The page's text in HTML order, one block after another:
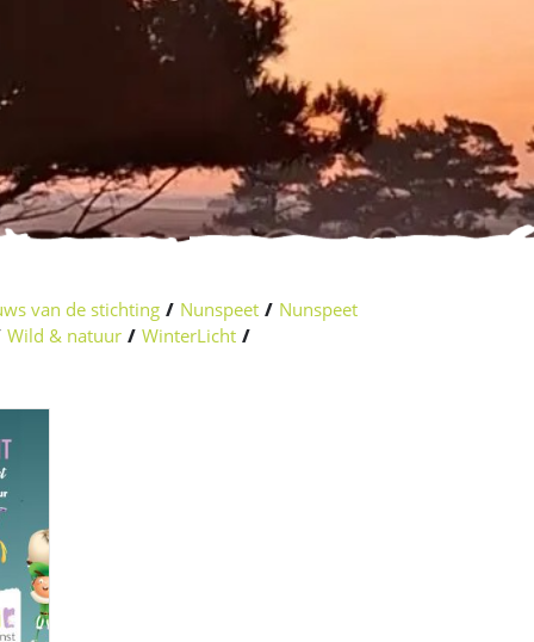
van de stichting / Nunspeet / Nunspeet
Wild & natuur / WinterLicht /